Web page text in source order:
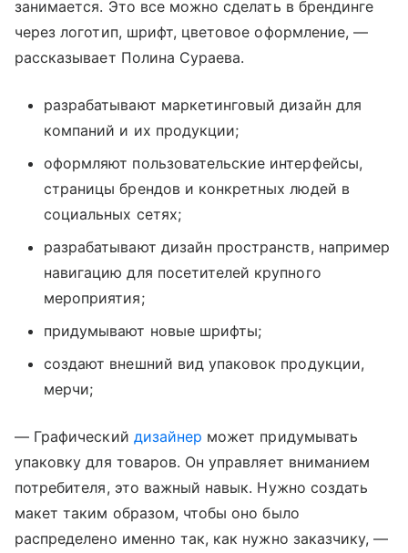
занимается. Это все можно сделать в брендинге
через логотип, шрифт, цветовое оформление, —
рассказывает Полина Сураева.
разрабатывают маркетинговый дизайн для
компаний и их продукции;
оформляют пользовательские интерфейсы,
страницы брендов и конкретных людей в
социальных сетях;
разрабатывают дизайн пространств, например
навигацию для посетителей крупного
мероприятия;
придумывают новые шрифты;
создают внешний вид упаковок продукции,
мерчи;
— Графический дизайнер может придумывать
упаковку для товаров. Он управляет вниманием
потребителя, это важный навык. Нужно создать
макет таким образом, чтобы оно было
распределено именно так, как нужно заказчику, —